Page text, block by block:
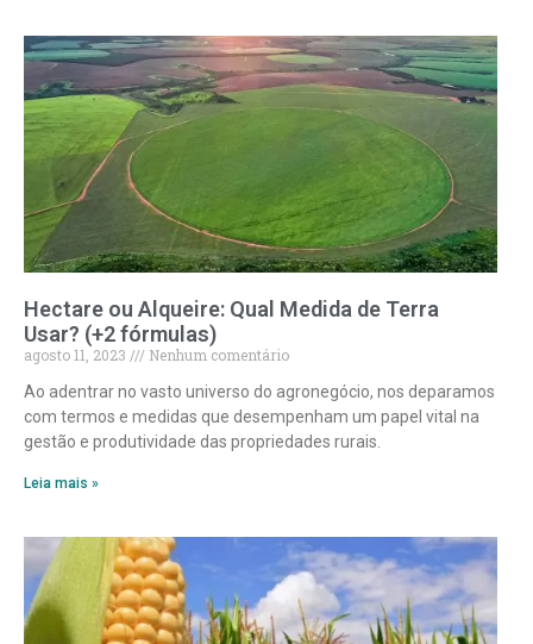
Hectare ou Alqueire: Qual Medida de Terra
Usar? (+2 fórmulas)
agosto 11, 2023
Nenhum comentário
Ao adentrar no vasto universo do agronegócio, nos deparamos
com termos e medidas que desempenham um papel vital na
gestão e produtividade das propriedades rurais.
Leia mais »